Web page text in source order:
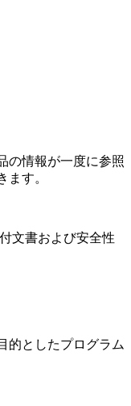
の情報が一度に参照
ます。
文書および安全性
的としたプログラム